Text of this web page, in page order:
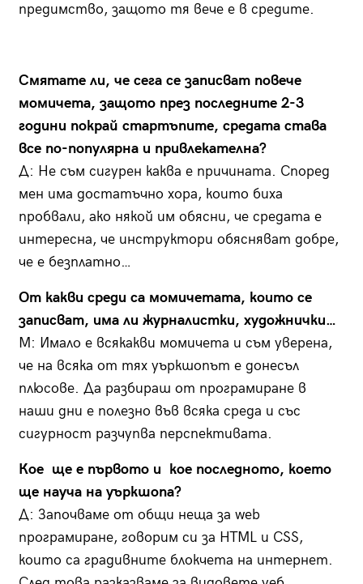
предимство, защото тя вече е в средите.
Смятате ли, че сега се записват повече
момичета, защото през последните 2-3
години покрай стартъпите, средата става
все по-популярна и привлекателна?
Д: Не съм сигурен каква е причината. Според
мен има достатъчно хора, които биха
пробвали, ако някой им обясни, че средата е
интересна, че инструктори обясняват добре,
че е безплатно…
От какви среди са момичетата, които се
записват, има ли журналистки, художнички…
М: Имало е всякакви момичета и съм уверена,
че на всяка от тях уъркшопът е донесъл
плюсове. Да разбираш от програмиране в
наши дни е полезно във всяка среда и със
сигурност разчупва перспективата.
Кое ще е първото и кое последното, което
ще науча на уъркшопа?
Д: Започваме от общи неща за web
програмиране, говорим си за HTML и CSS,
които са градивните блокчета на интернет.